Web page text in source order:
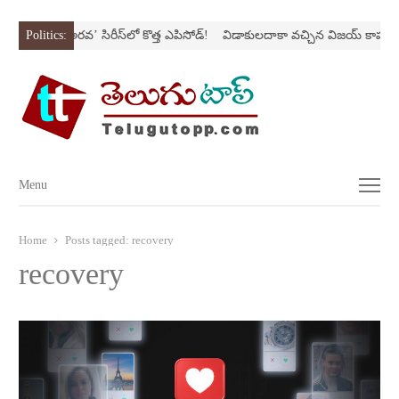
Politics:‘అర‌వ’ సిరీస్‌లో కొత్త ఎపిసోడ్‌! విడాకులదాకా వచ్చిన విజయ్‌ కాపురం
Menu
Menu
Home Posts tagged: recovery
recovery